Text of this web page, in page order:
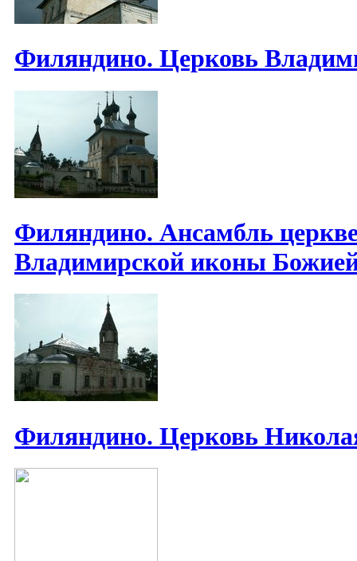
Филяндино. Церковь
Филяндино. Ансамбль
Владимирской иконы
Филяндино. Церковь